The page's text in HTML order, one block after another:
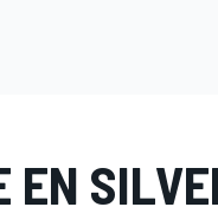
EN